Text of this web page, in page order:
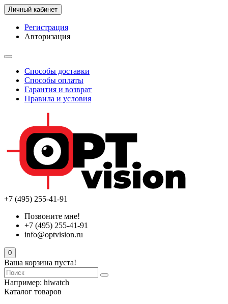
Личный кабинет
Регистрация
Авторизация
Способы доставки
Способы оплаты
Гарантия и возврат
Правила и условия
+7 (495) 255-41-91
Позвоните мне!
+7 (495) 255-41-91
info@optvision.ru
0
Ваша корзина пуста!
Например: hiwatch
Каталог товаров